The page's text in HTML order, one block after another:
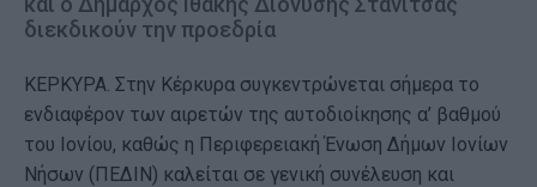
διεκδικούν την προεδρία
ΚΕΡΚΥΡΑ. Στην Κέρκυρα συγκεντρώνεται σήμερα το
ενδιαφέρον των αιρετών της αυτοδιοίκησης α’ βαθμού
του Ιονίου, καθώς η Περιφερειακή Ένωση Δήμων Ιονίων
Νήσων (ΠΕΔΙΝ) καλείται σε γενική συνέλευση και